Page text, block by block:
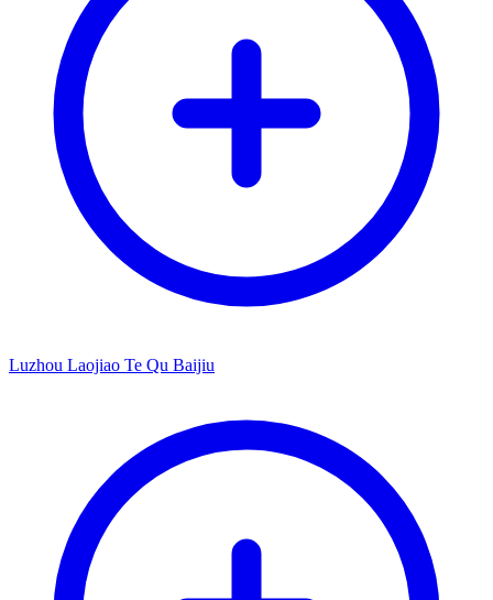
Luzhou Laojiao Te Qu Baijiu